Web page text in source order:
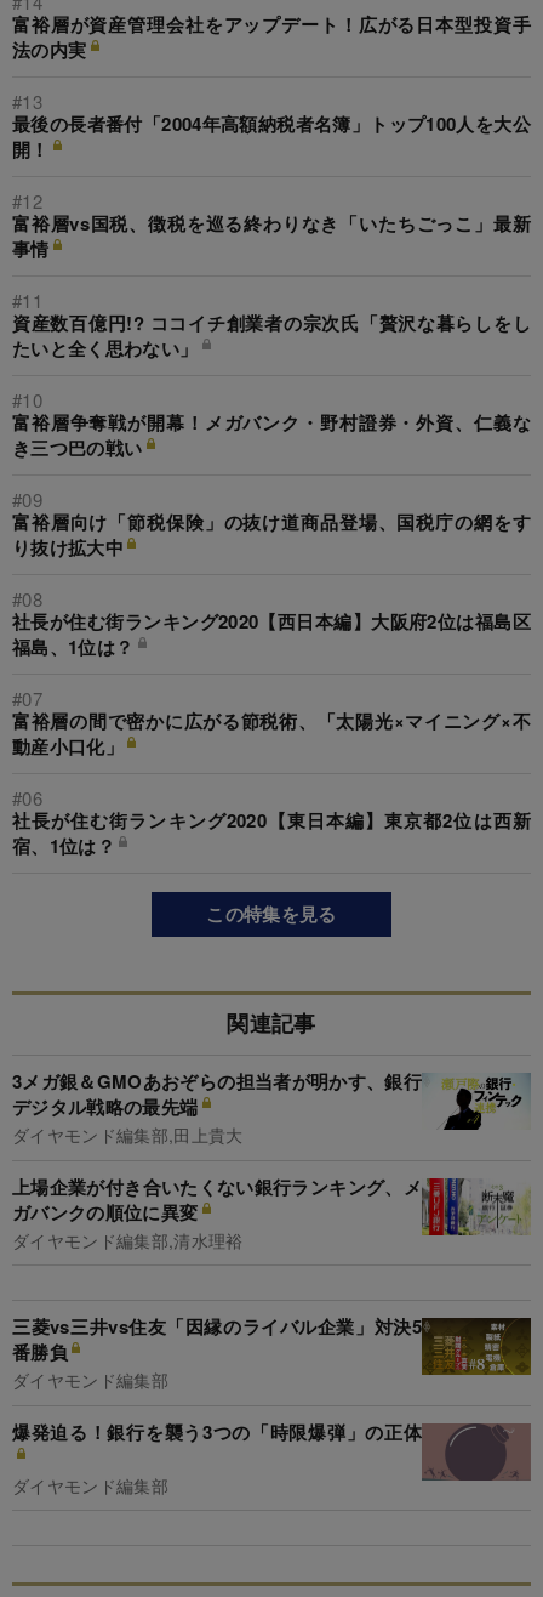
富裕層が資産管理会社をアップデート！広がる日本型投資手
法の内実
#13
最後の長者番付「2004年高額納税者名簿」トップ100人を大公
開！
#12
富裕層vs国税、徴税を巡る終わりなき「いたちごっこ」最新
事情
#11
資産数百億円!? ココイチ創業者の宗次氏「贅沢な暮らしをし
たいと全く思わない」
#10
富裕層争奪戦が開幕！メガバンク・野村證券・外資、仁義な
き三つ巴の戦い
#09
富裕層向け「節税保険」の抜け道商品登場、国税庁の網をす
り抜け拡大中
#08
社長が住む街ランキング2020【西日本編】大阪府2位は福島区
福島、1位は？
#07
富裕層の間で密かに広がる節税術、「太陽光×マイニング×不
動産小口化」
#06
社長が住む街ランキング2020【東日本編】東京都2位は西新
宿、1位は？
この特集を見る
関連記事
3メガ銀＆GMOあおぞらの担当者が明かす、銀行
デジタル戦略の最先端
ダイヤモンド編集部,田上貴大
上場企業が付き合いたくない銀行ランキング、メ
ガバンクの順位に異変
ダイヤモンド編集部,清水理裕
三菱vs三井vs住友「因縁のライバル企業」対決5
番勝負
ダイヤモンド編集部
爆発迫る！銀行を襲う3つの「時限爆弾」の正体
ダイヤモンド編集部